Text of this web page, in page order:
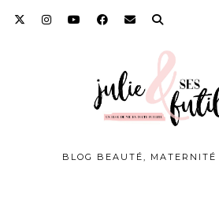
BLOG BEAUTÉ, MATERNITÉ